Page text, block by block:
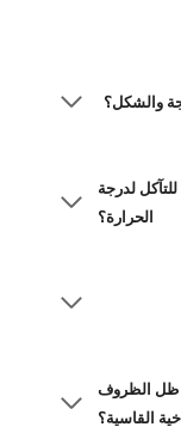
لدرجة
الحرارة؟
ظل الظروف
القاسية؟